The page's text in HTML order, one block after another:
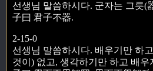
선생님 말씀하시다. 군자는 그릇(
子曰 君子不器.
2-15-0
선생님 말씀하시다. 배우기만 하
것이) 없고, 생각하기만 하고 배우